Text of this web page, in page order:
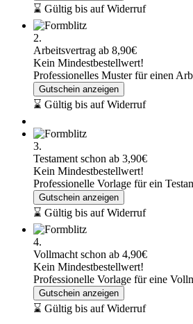
⌛ Gültig bis auf Widerruf
2.
Arbeitsvertrag ab 8,90€
Kein Mindestbestellwert!
Professionelles Muster für einen
Gutschein anzeigen
⌛ Gültig bis auf Widerruf
3.
Testament schon ab 3,90€
Kein Mindestbestellwert!
Professionelle Vorlage für ein
Gutschein anzeigen
⌛ Gültig bis auf Widerruf
4.
Vollmacht schon ab 4,90€
Kein Mindestbestellwert!
Professionelle Vorlage für eine
Gutschein anzeigen
⌛ Gültig bis auf Widerruf